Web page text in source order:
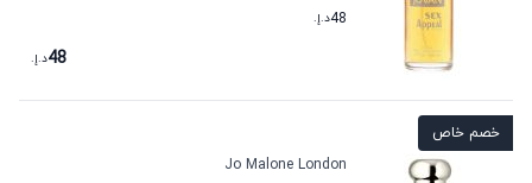
48د.إ.
48د.إ.
خصم خاص
Jo Malone London